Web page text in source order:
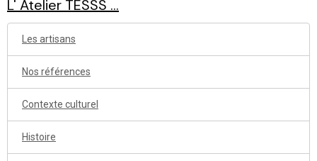
L' Atelier TËSSS ...
Les artisans
Nos références
Contexte culturel
Histoire